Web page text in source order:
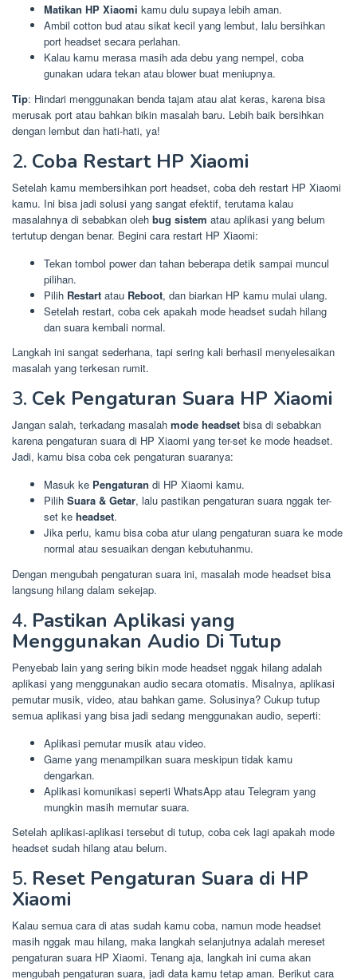
Matikan HP Xiaomi kamu dulu supaya lebih aman.
Ambil cotton bud atau sikat kecil yang lembut, lalu bersihkan
port headset secara perlahan.
Kalau kamu merasa masih ada debu yang nempel, coba
gunakan udara tekan atau blower buat meniupnya.
Tip: Hindari menggunakan benda tajam atau alat keras, karena bisa
merusak port atau bahkan bikin masalah baru. Lebih baik bersihkan
dengan lembut dan hati-hati, ya!
2. Coba Restart HP Xiaomi
Setelah kamu membersihkan port headset, coba deh restart HP Xiaomi
kamu. Ini bisa jadi solusi yang sangat efektif, terutama kalau
masalahnya di sebabkan oleh bug sistem atau aplikasi yang belum
tertutup dengan benar. Begini cara restart HP Xiaomi:
Tekan tombol power dan tahan beberapa detik sampai muncul
pilihan.
Pilih Restart atau Reboot, dan biarkan HP kamu mulai ulang.
Setelah restart, coba cek apakah mode headset sudah hilang
dan suara kembali normal.
Langkah ini sangat sederhana, tapi sering kali berhasil menyelesaikan
masalah yang terkesan rumit.
3. Cek Pengaturan Suara HP Xiaomi
Jangan salah, terkadang masalah mode headset bisa di sebabkan
karena pengaturan suara di HP Xiaomi yang ter-set ke mode headset.
Jadi, kamu bisa coba cek pengaturan suaranya:
Masuk ke Pengaturan di HP Xiaomi kamu.
Pilih Suara & Getar, lalu pastikan pengaturan suara nggak ter-
set ke headset.
Jika perlu, kamu bisa coba atur ulang pengaturan suara ke mode
normal atau sesuaikan dengan kebutuhanmu.
Dengan mengubah pengaturan suara ini, masalah mode headset bisa
langsung hilang dalam sekejap.
4. Pastikan Aplikasi yang
Menggunakan Audio Di Tutup
Penyebab lain yang sering bikin mode headset nggak hilang adalah
aplikasi yang menggunakan audio secara otomatis. Misalnya, aplikasi
pemutar musik, video, atau bahkan game. Solusinya? Cukup tutup
semua aplikasi yang bisa jadi sedang menggunakan audio, seperti:
Aplikasi pemutar musik atau video.
Game yang menampilkan suara meskipun tidak kamu
dengarkan.
Aplikasi komunikasi seperti WhatsApp atau Telegram yang
mungkin masih memutar suara.
Setelah aplikasi-aplikasi tersebut di tutup, coba cek lagi apakah mode
headset sudah hilang atau belum.
5. Reset Pengaturan Suara di HP
Xiaomi
Kalau semua cara di atas sudah kamu coba, namun mode headset
masih nggak mau hilang, maka langkah selanjutnya adalah mereset
pengaturan suara HP Xiaomi. Tenang aja, langkah ini cuma akan
mengubah pengaturan suara, jadi data kamu tetap aman. Berikut cara